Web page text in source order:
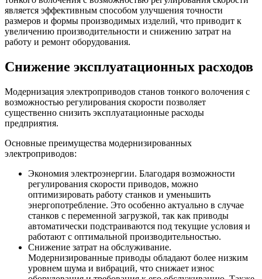
является эффективным способом улучшения точности
размеров и формы производимых изделий, что приводит к
увеличению производительности и снижению затрат на
работу и ремонт оборудования.
Снижение эксплуатационных расходов
Модернизация электроприводов станов тонкого волочения с
возможностью регулирования скорости позволяет
существенно снизить эксплуатационные расходы
предприятия.
Основные преимущества модернизированных
электроприводов:
Экономия электроэнергии. Благодаря возможности
регулирования скорости приводов, можно
оптимизировать работу станков и уменьшить
энергопотребление. Это особенно актуально в случае
станков с переменной загрузкой, так как приводы
автоматически подстраиваются под текущие условия и
работают с оптимальной производительностью.
Снижение затрат на обслуживание.
Модернизированные приводы обладают более низким
уровнем шума и вибраций, что снижает износ